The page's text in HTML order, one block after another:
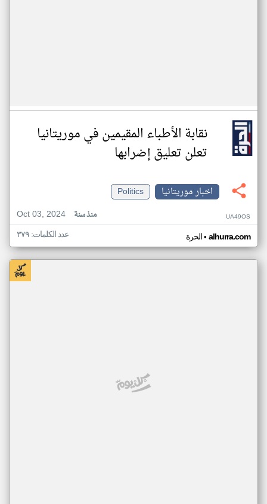
نقابة الأطباء المقيمين في موريتانيا
تعلن تعليق إضرابها
اخبار موريتانيا
Politics
Oct 03, 2024
منذ سنة UA49OS
الحرة• alhurra.com عدد الكلمات: ٣٧٩